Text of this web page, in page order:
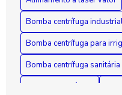
Bomba centrífuga
Bomba centrífuga para
Bomba centrífuga sanitária